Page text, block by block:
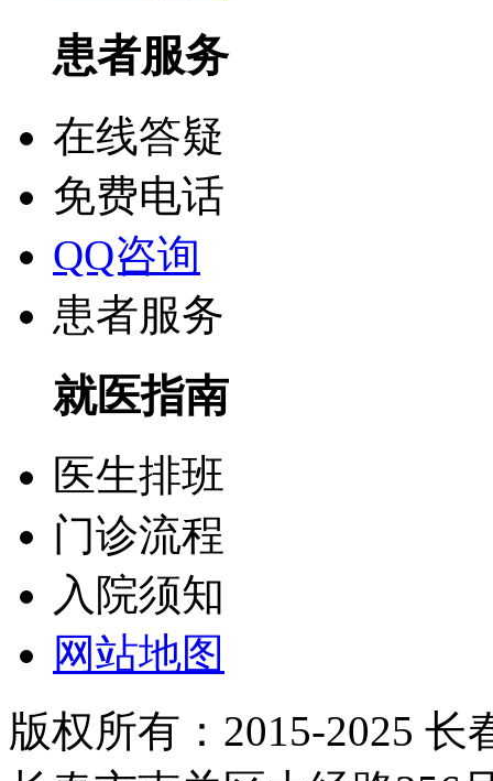
患者服务
在线答疑
免费电话
QQ咨询
患者服务
就医指南
医生排班
门诊流程
入院须知
网站地图
版权所有：2015-2025